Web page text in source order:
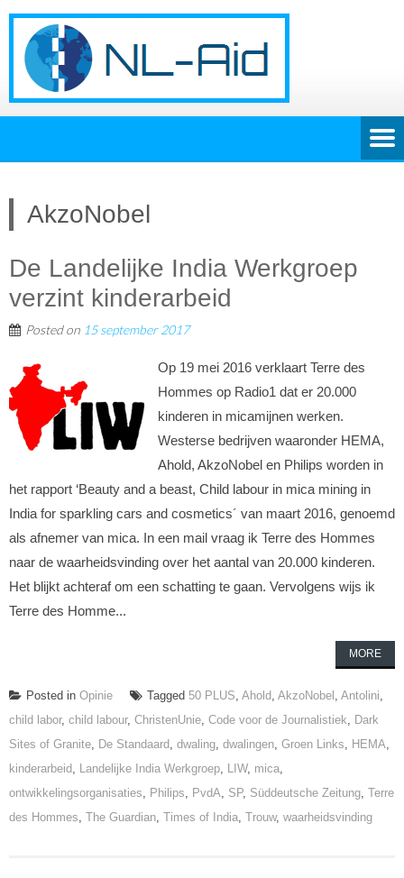
AkzoNobel
De Landelijke India Werkgroep
verzint kinderarbeid
Posted on 15 september 2017
Op 19 mei 2016 verklaart Terre des
Hommes op Radio1 dat er 20.000
kinderen in micamijnen werken.
Westerse bedrijven waaronder HEMA,
Ahold, AkzoNobel en Philips worden in
het rapport ‘Beauty and a beast, Child labour in mica mining in
India for sparkling cars and cosmetics´ van maart 2016, genoemd
als afnemer van mica. In een mail vraag ik Terre des Hommes
naar de waarheidsvinding over het aantal van 20.000 kinderen.
Het blijkt achteraf om een schatting te gaan. Vervolgens wijs ik
Terre des Homme...
MORE
Posted in Opinie Tagged 50 PLUS, Ahold, AkzoNobel , Antolini,
child labor, child labour, ChristenUnie, Code voor de Journalistiek, Dark
Sites of Granite, De Standaard, dwaling, dwalingen, Groen Links, HEMA,
kinderarbeid, Landelijke India Werkgroep, LIW, mica,
ontwikkelingsorganisaties, Philips, PvdA, SP, Süddeutsche Zeitung, Terre
des Hommes, The Guardian, Times of India, Trouw, waarheidsvinding